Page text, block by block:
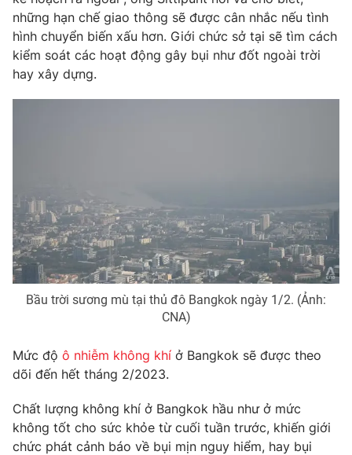
Chuyên mục khác
Emagazine Podcast
Photo
VTV Sức khoẻ Bất động sản
Thị trường 24h Tấm lòng Việt
VTV4 Vươn mình bằng AI
VTV9 VTV8
Liên hệ tòa soạn
những hạn chế giao thông sẽ được cân nhắc nếu tình
hình chuyển biến xấu hơn. Giới chức sở tại sẽ tìm cách
kiểm soát các hoạt động gây bụi như đốt ngoài trời
hay xây dựng.
Bầu trời sương mù tại thủ đô Bangkok ngày 1/2. (Ảnh:
CNA)
Mức độ ô nhiễm không khí ở Bangkok sẽ được theo
dõi đến hết tháng 2/2023.
Chất lượng không khí ở Bangkok hầu như ở mức
không tốt cho sức khỏe từ cuối tuần trước, khiến giới
chức phát cảnh báo về bụi mịn nguy hiểm, hay bụi